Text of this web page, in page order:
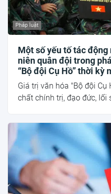
Pháp luật
Một số yếu tố tác
niên quân đội trong
“Bộ đội Cụ Hồ” thời kỳ
Giá trị văn hóa "Bộ đội
chất chính trị, đạo đức, lối